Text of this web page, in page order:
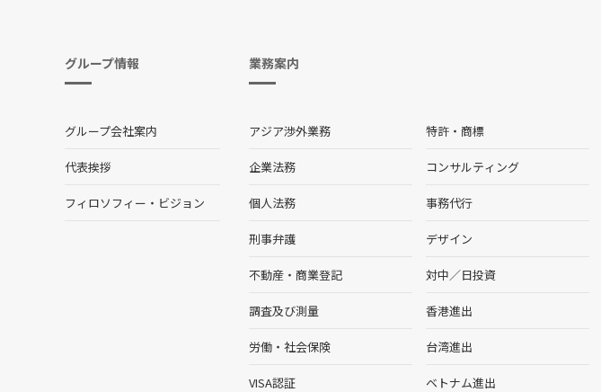
グループ情報
グループ会社案内
代表挨拶
フィロソフィー・ビジョン
業務案内
アジア渉外業務
企業法務
個人法務
刑事弁護
不動産・商業登記
調査及び測量
労働・社会保険
VISA認証
特許・商標
コンサルティング
事務代行
デザイン
対中／日投資
香港進出
台湾進出
ベトナム進出